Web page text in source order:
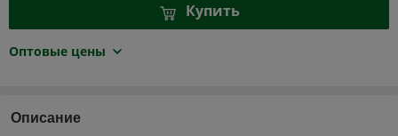
Купить
Оптовые цены
Описание